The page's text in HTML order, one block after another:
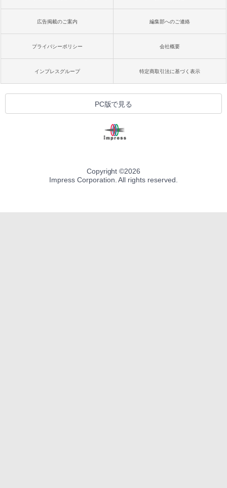
広告掲載のご案内 編集部へのご連絡
プライバシーポリシー 会社概要
インプレスグループ 特定商取引法に基づく表示
PC版で見る
Copyright ©2026
Impress Corporation. All rights reserved.